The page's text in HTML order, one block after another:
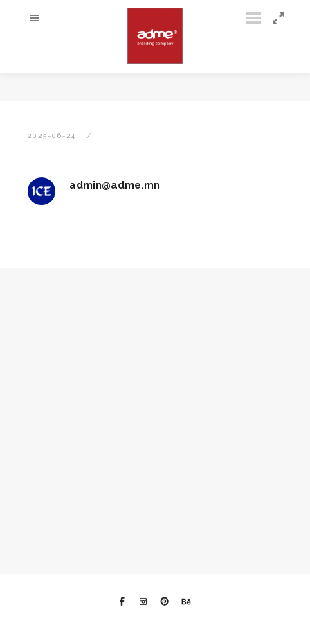
2025-06-24
admin@adme.mn